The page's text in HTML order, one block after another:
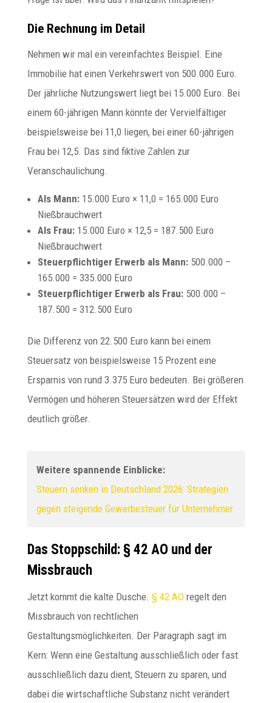
Die Rechnung im Detail
Nehmen wir mal ein vereinfachtes Beispiel. Eine
Immobilie hat einen Verkehrswert von 500.000 Euro.
Der jährliche Nutzungswert liegt bei 15.000 Euro. Bei
einem 60-jährigen Mann könnte der Vervielfältiger
beispielsweise bei 11,0 liegen, bei einer 60-jährigen
Frau bei 12,5. Das sind fiktive Zahlen zur
Veranschaulichung.
Als Mann:15.000 Euro × 11,0 = 165.000 Euro
Nießbrauchwert
Als Frau:15.000 Euro × 12,5 = 187.500 Euro
Nießbrauchwert
Steuerpflichtiger Erwerb als Mann:500.000 –
165.000 = 335.000 Euro
Steuerpflichtiger Erwerb als Frau:500.000 –
187.500 = 312.500 Euro
Die Differenz von 22.500 Euro kann bei einem
Steuersatz von beispielsweise 15 Prozent eine
Ersparnis von rund 3.375 Euro bedeuten. Bei größeren
Vermögen und höheren Steuersätzen wird der Effekt
deutlich größer.
Weitere spannende Einblicke:
Steuern senken in Deutschland 2026: Strategien
gegen steigende Gewerbesteuer für Unternehmer
Das Stoppschild: § 42 AO und der
Missbrauch
Jetzt kommt die kalte Dusche. § 42 AOregelt den
Missbrauch von rechtlichen
Gestaltungsmöglichkeiten. Der Paragraph sagt im
Kern: Wenn eine Gestaltung ausschließlich oder fast
ausschließlich dazu dient, Steuern zu sparen, und
dabei die wirtschaftliche Substanz nicht verändert